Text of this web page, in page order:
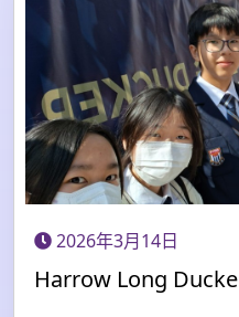
2026年3月14日
Harrow Long